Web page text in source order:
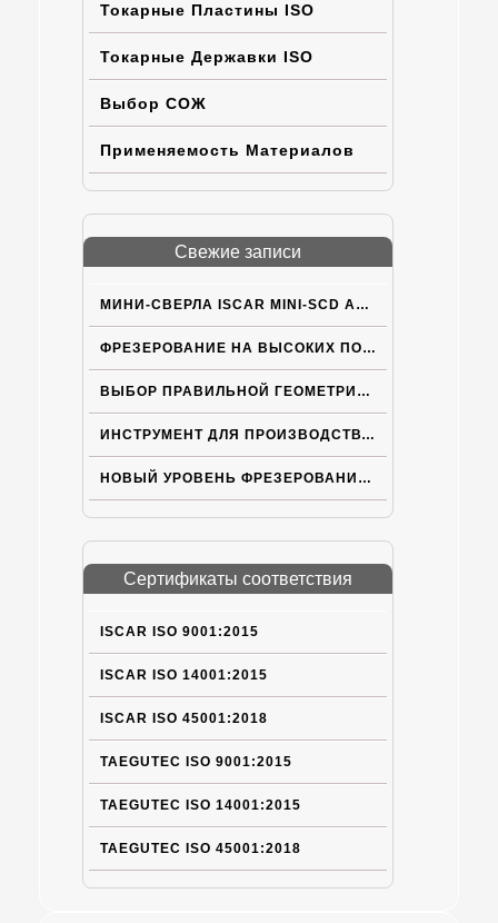
Токарные Пластины ISO
Токарные Державки ISO
Выбор СОЖ
Применяемость Материалов
Свежие записи
МИНИ-СВЕРЛА ISCAR MINI-SCD ACPN С ВНУТРЕННИМ ПОДВОДОМ СОЖ
ФРЕЗЕРОВАНИЕ НА ВЫСОКИХ ПОДАЧАХ
ВЫБОР ПРАВИЛЬНОЙ ГЕОМЕТРИИ ПЛАСТИН ISCAR ДЛЯ ТРУДНOОБРАБАТЫВАЕМЫХ МАТЕРИАЛОВ
ИНСТРУМЕНТ ДЛЯ ПРОИЗВОДСТВА ЭЛЕКТРОМОБИЛЕЙ НОВОГО ПОКОЛЕНИЯ
НОВЫЙ УРОВЕНЬ ФРЕЗЕРОВАНИЯ НА БОЛЬШИХ ПОДАЧАХ
Сертификаты соответствия
ISCAR ISO 9001:2015
ISCAR ISO 14001:2015
ISCAR ISO 45001:2018
TAEGUTEC ISO 9001:2015
TAEGUTEC ISO 14001:2015
TAEGUTEC ISO 45001:2018